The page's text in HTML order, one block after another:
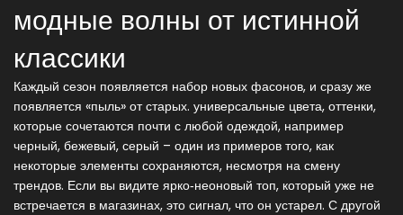
модные волны от истинной
классики
Каждый сезон появляется набор новых фасонов, и сразу же
появляется «пыль» от старых. универсальные цвета, оттенки,
которые сочетаются почти с любой одеждой, например
черный, бежевый, серый – один из примеров того, как
некоторые элементы сохраняются, несмотря на смену
трендов. Если вы видите ярко‑неоновый топ, который уже не
встречается в магазинах, это сигнал, что он устарел. С другой